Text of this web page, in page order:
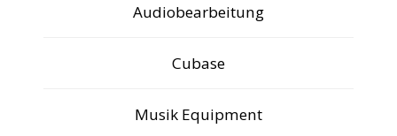
Audiobearbeitung
Cubase
Musik Equipment